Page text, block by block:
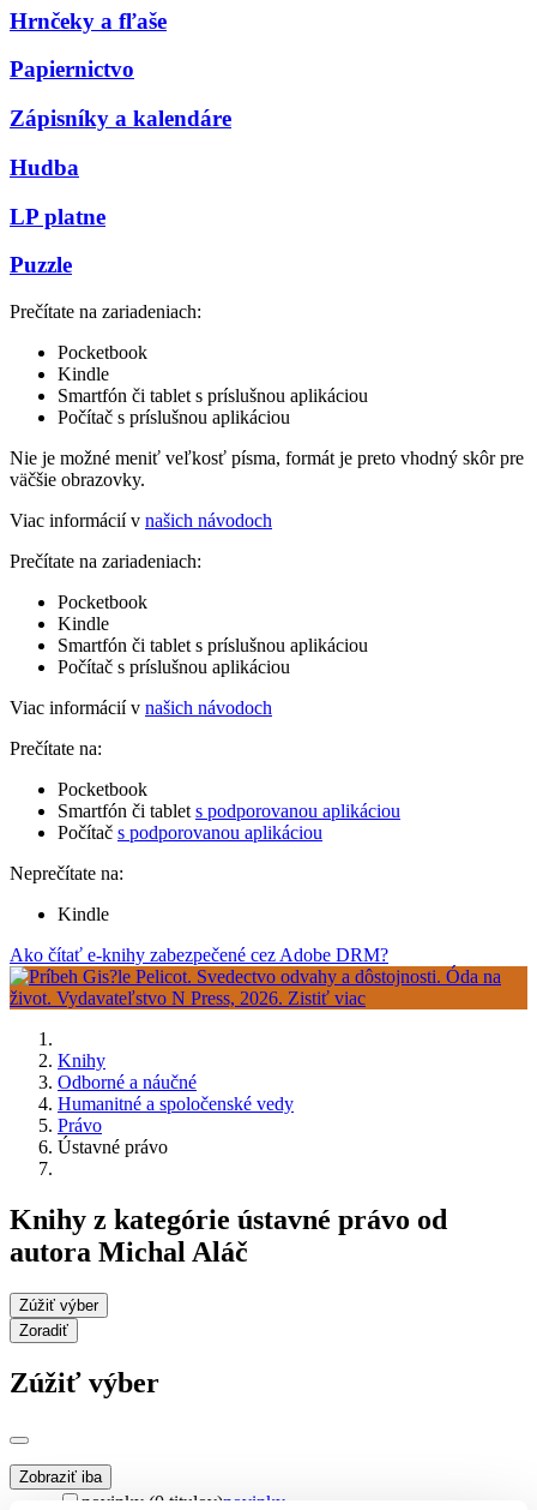
Hrnčeky a fľaše
Papiernictvo
Zápisníky a kalendáre
Hudba
LP platne
Puzzle
Prečítate na zariadeniach:
Pocketbook
Kindle
Smartfón či tablet s príslušnou aplikáciou
Počítač s príslušnou aplikáciou
Nie je možné meniť veľkosť písma, formát je preto vhodný skôr pre
väčšie obrazovky.
Viac informácií v našich návodoch
Prečítate na zariadeniach:
Pocketbook
Kindle
Smartfón či tablet s príslušnou aplikáciou
Počítač s príslušnou aplikáciou
Viac informácií v našich návodoch
Prečítate na:
Pocketbook
Smartfón či tablet s podporovanou aplikáciou
Počítač s podporovanou aplikáciou
Neprečítate na:
Kindle
Ako čítať e-knihy zabezpečené cez Adobe DRM?
Knihy
Odborné a náučné
Humanitné a spoločenské vedy
Právo
Ústavné právo
Knihy z kategórie ústavné právo od
autora Michal Aláč
Zúžiť výber
Zoradiť
Zúžiť výber
Zobraziť iba
novinky (0 titulov)novinky